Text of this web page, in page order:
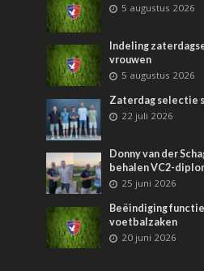
5 augustus 2026
Indeling
vrouwen
5 augustus 2026
Zaterdag selectie
22 juli 2026
Donny van der
behalen VC2-
25 juni 2026
Beëindiging
voetbalzaken
20 juni 2026